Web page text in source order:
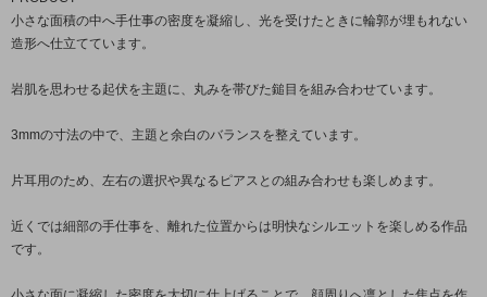
小さな面積の中へ手仕事の密度を凝縮し、光を受けたときに輪郭が埋もれない
造形へ仕立てています。
岩肌を思わせる起伏を主題に、丸みを帯びた鎚目を組み合わせています。
3mmの寸法の中で、主題と余白のバランスを整えています。
片耳用のため、左右の選択や異なるピアスとの組み合わせも楽しめます。
近くでは細部の手仕事を、離れた位置からは明快なシルエットを楽しめる作品
です。